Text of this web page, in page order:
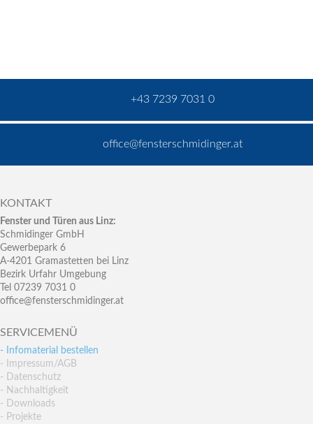
+43 7239 7031 0
office@fensterschmidinger.at
KONTAKT
Fenster und Türen aus Linz:
Schmidinger GmbH
Gewerbepark 6
A-4201 Gramastetten bei Linz
Bezirk Urfahr Umgebung
Tel 07239 7031 0
office@fensterschmidinger.at
SERVICEMENÜ
- Infomaterial bestellen
- Impressum/AGB
- Datenschutz
- Nachhaltigkeit
- Downloads
- Projekte